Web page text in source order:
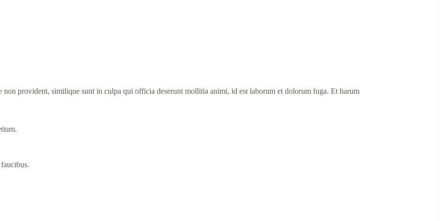
non provident, similique sunt in culpa qui officia deserunt mollitia animi, id est laborum et dolorum fuga. Et harum